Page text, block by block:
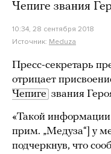
Чепиге звания
10:34, 28 сентября 2018
Источник: Meduza
Пресс-секретарь
отрицает
Чепиге звания
«Такой
прим. „Медуза“] у
подчеркнув, что